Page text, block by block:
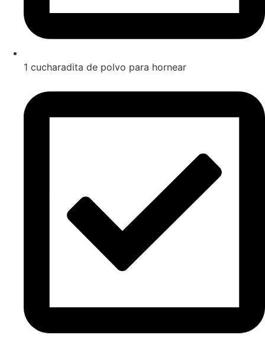
1 cucharadita de polvo para hornear